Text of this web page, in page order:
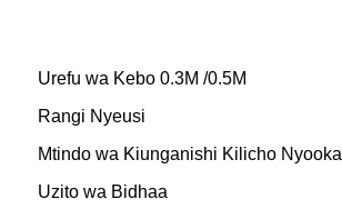
Urefu wa Kebo 0.3M /0.5M
Rangi Nyeusi
Mtindo wa Kiunganishi Kilicho Nyooka
Uzito wa Bidhaa